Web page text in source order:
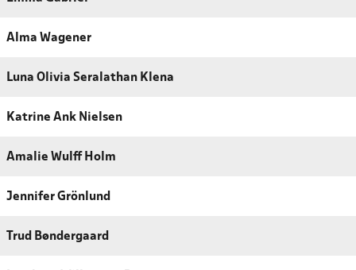
Alma Wagener
Luna Olivia Seralathan Klena
Katrine Ank Nielsen
Amalie Wulff Holm
Jennifer Grönlund
Trud Bøndergaard